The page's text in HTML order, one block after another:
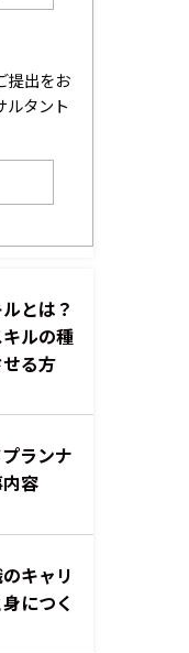
提出をお
ルタント
とは？
キルの種
る方
ランナ
容
キャリ
につく